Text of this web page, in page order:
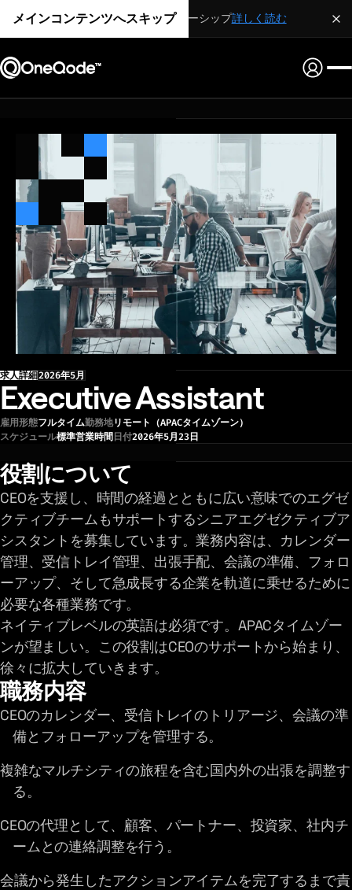
メインコンテンツへスキップ
戦略的パートナーシップ詳しく読む
求人詳細2026年5月
Executive Assistant
雇用形態フルタイム勤務地リモート（APACタイムゾーン）
スケジュール標準営業時間日付2026年5月23日
役割について
CEOを支援し、時間の経過とともに広い意味でのエグゼ
クティブチームもサポートするシニアエグゼクティブア
シスタントを募集しています。業務内容は、カレンダー
管理、受信トレイ管理、出張手配、会議の準備、フォロ
ーアップ、そして急成長する企業を軌道に乗せるために
必要な各種業務です。
ネイティブレベルの英語は必須です。APACタイムゾー
ンが望ましい。この役割はCEOのサポートから始まり、
徐々に拡大していきます。
職務内容
CEOのカレンダー、受信トレイのトリアージ、会議の準
備とフォローアップを管理する。
複雑なマルチシティの旅程を含む国内外の出張を調整す
る。
CEOの代理として、顧客、パートナー、投資家、社内チ
ームとの連絡調整を行う。
会議から発生したアクションアイテムを完了するまで責